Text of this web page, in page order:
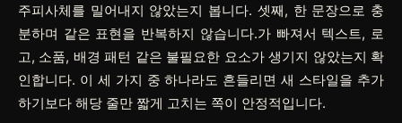
주피사체를 밀어내지 않았는지 봅니다. 셋째, 한 문장으로 충
분하며 같은 표현을 반복하지 않습니다.가 빠져서 텍스트, 로
고, 소품, 배경 패턴 같은 불필요한 요소가 생기지 않았는지 확
인합니다. 이 세 가지 중 하나라도 흔들리면 새 스타일을 추가
하기보다 해당 줄만 짧게 고치는 쪽이 안정적입니다.